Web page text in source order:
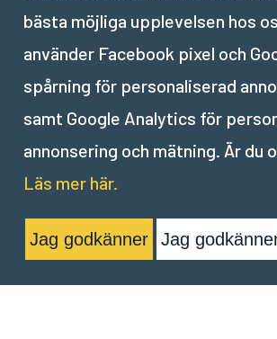
Nästa del:
VI.Beskär ★
bästa möjliga upplevelsen hos
använder Facebook pixel och
spårning för personaliserad
samt Google Analytics för
annonsering och mätning. Är du
Läs mer här.
Jag godkänner Jag